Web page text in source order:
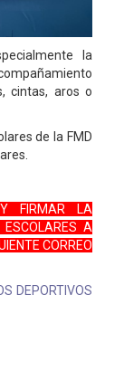
la
cintas, aros o
de la FMD
FIRMAR LA
ESCOLARES A
CORREO
DEPORTIVOS